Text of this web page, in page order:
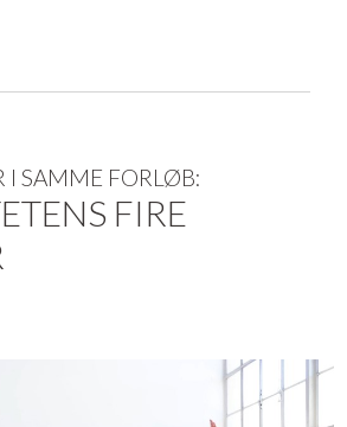
og yogaudstyr, og som medlem
I SAMME FORLØB:
FIRE